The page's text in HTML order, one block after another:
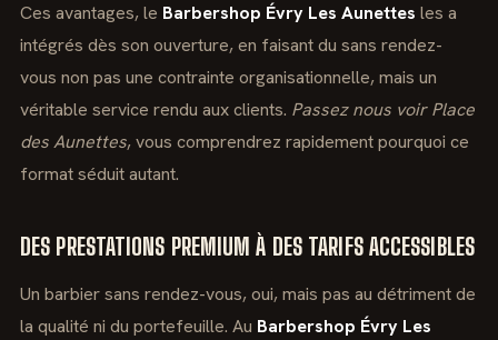
Ces avantages, le Barbershop Évry Les Aunettes les a
intégrés dès son ouverture, en faisant du sans rendez-
vous non pas une contrainte organisationnelle, mais un
véritable service rendu aux clients. Passez nous voir Place
des Aunettes, vous comprendrez rapidement pourquoi ce
format séduit autant.
DES PRESTATIONS PREMIUM À DES TARIFS ACCESSIBLES
Un barbier sans rendez-vous, oui, mais pas au détriment de
la qualité ni du portefeuille. Au Barbershop Évry Les